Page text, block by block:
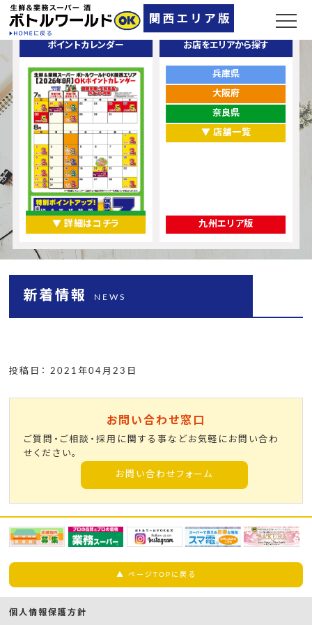
ポイントカレンダー
▼ 詳細はコチラ
お店をエリアから探す
兵庫県
大阪府
奈良県
▼ 店舗一覧
九州エリア版
新着情報 NEWS
投稿日： 2021年04月23日
お問い合わせ窓口
ご質問・ご相談・採用に関する事などお気軽にお問い合わ
せください。
お問い合わせフォーム
▲ ページTOPに戻る
個人情報保護方針